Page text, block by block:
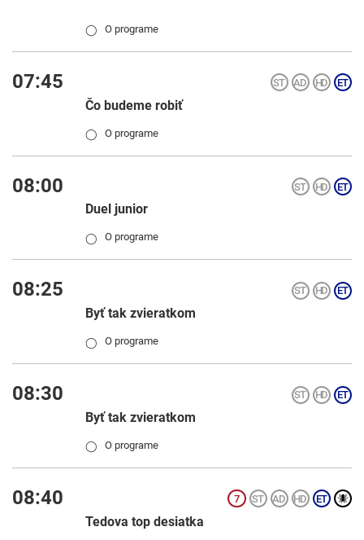
◯ O programe
07:45
Čo budeme robiť
◯ O programe
08:00
Duel junior
◯ O programe
08:25
Byť tak zvieratkom
◯ O programe
08:30
Byť tak zvieratkom
◯ O programe
08:40
Tedova top desiatka